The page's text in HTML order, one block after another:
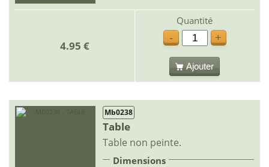
4.95 €
Quantité
-
+
Ajouter
Mb0238
Table
Table non peinte.
Dimensions